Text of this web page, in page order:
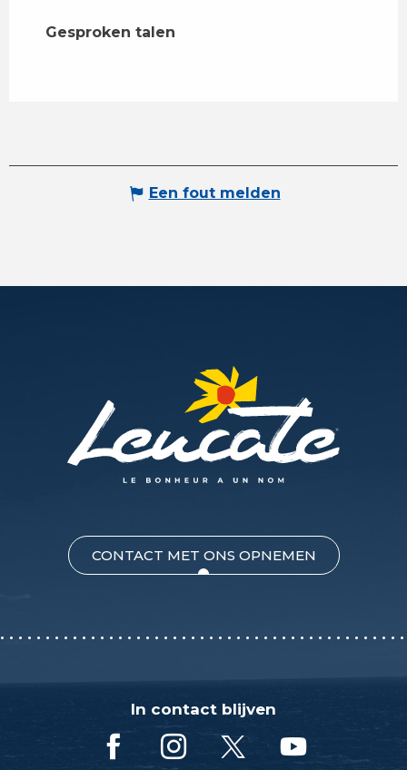
Gesproken talen
Gesproken talen
Een fout melden
CONTACT MET ONS OPNEMEN
In contact blijven